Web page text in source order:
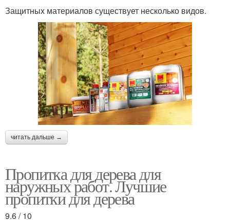
Защитных материалов существует несколько видов.
читать дальше →
Пропитка для дерева для
наружных работ. Лучшие
пропитки для дерева
9.6 / 10